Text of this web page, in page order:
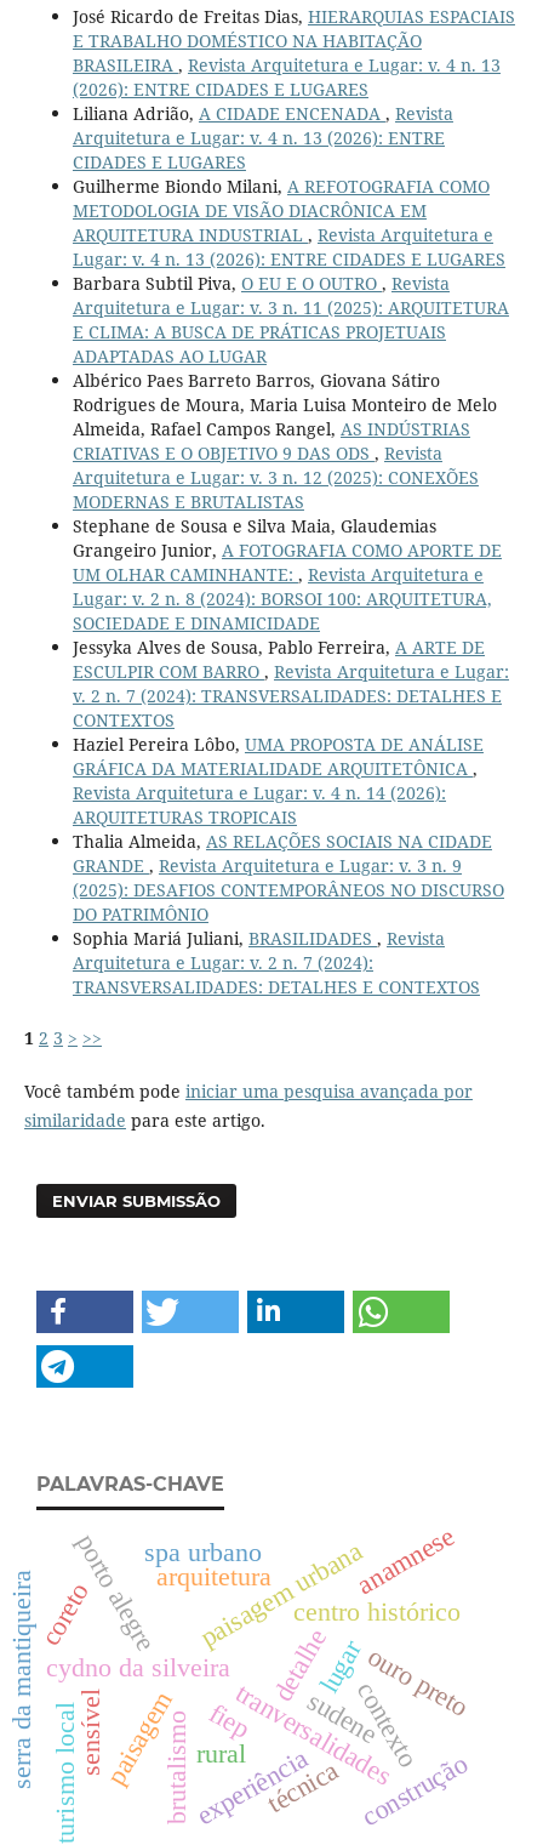
José Ricardo de Freitas Dias, HIERARQUIAS ESPACIAIS
E TRABALHO DOMÉSTICO NA HABITAÇÃO
BRASILEIRA , Revista Arquitetura e Lugar: v. 4 n. 13
(2026): ENTRE CIDADES E LUGARES
Liliana Adrião, A CIDADE ENCENADA , Revista
Arquitetura e Lugar: v. 4 n. 13 (2026): ENTRE
CIDADES E LUGARES
Guilherme Biondo Milani, A REFOTOGRAFIA COMO
METODOLOGIA DE VISÃO DIACRÔNICA EM
ARQUITETURA INDUSTRIAL , Revista Arquitetura e
Lugar: v. 4 n. 13 (2026): ENTRE CIDADES E LUGARES
Barbara Subtil Piva, O EU E O OUTRO , Revista
Arquitetura e Lugar: v. 3 n. 11 (2025): ARQUITETURA
E CLIMA: A BUSCA DE PRÁTICAS PROJETUAIS
ADAPTADAS AO LUGAR
Albérico Paes Barreto Barros, Giovana Sátiro
Rodrigues de Moura, Maria Luisa Monteiro de Melo
Almeida, Rafael Campos Rangel, AS INDÚSTRIAS
CRIATIVAS E O OBJETIVO 9 DAS ODS , Revista
Arquitetura e Lugar: v. 3 n. 12 (2025): CONEXÕES
MODERNAS E BRUTALISTAS
Stephane de Sousa e Silva Maia, Glaudemias
Grangeiro Junior, A FOTOGRAFIA COMO APORTE DE
UM OLHAR CAMINHANTE: , Revista Arquitetura e
Lugar: v. 2 n. 8 (2024): BORSOI 100: ARQUITETURA,
SOCIEDADE E DINAMICIDADE
Jessyka Alves de Sousa, Pablo Ferreira, A ARTE DE
ESCULPIR COM BARRO , Revista Arquitetura e Lugar:
v. 2 n. 7 (2024): TRANSVERSALIDADES: DETALHES E
CONTEXTOS
Haziel Pereira Lôbo, UMA PROPOSTA DE ANÁLISE
GRÁFICA DA MATERIALIDADE ARQUITETÔNICA ,
Revista Arquitetura e Lugar: v. 4 n. 14 (2026):
ARQUITETURAS TROPICAIS
Thalia Almeida, AS RELAÇÕES SOCIAIS NA CIDADE
GRANDE , Revista Arquitetura e Lugar: v. 3 n. 9
(2025): DESAFIOS CONTEMPORÂNEOS NO DISCURSO
DO PATRIMÔNIO
Sophia Mariá Juliani, BRASILIDADES , Revista
Arquitetura e Lugar: v. 2 n. 7 (2024):
TRANSVERSALIDADES: DETALHES E CONTEXTOS
1 2 3 > >>
Você também pode iniciar uma pesquisa avançada por
similaridade para este artigo.
ENVIAR SUBMISSÃO
PALAVRAS-CHAVE
brutalismo fiep
cydno da silveira
paisagem urbana
porto alegre centro histórico
arquitetura
lugar
tranversalidades
detalhe
contexto
paisagem
serra da mantiqueira rural
experiência
sensível
técnica construção
sudene
coreto
ouro preto
turismo local
anamnese
spa urbano